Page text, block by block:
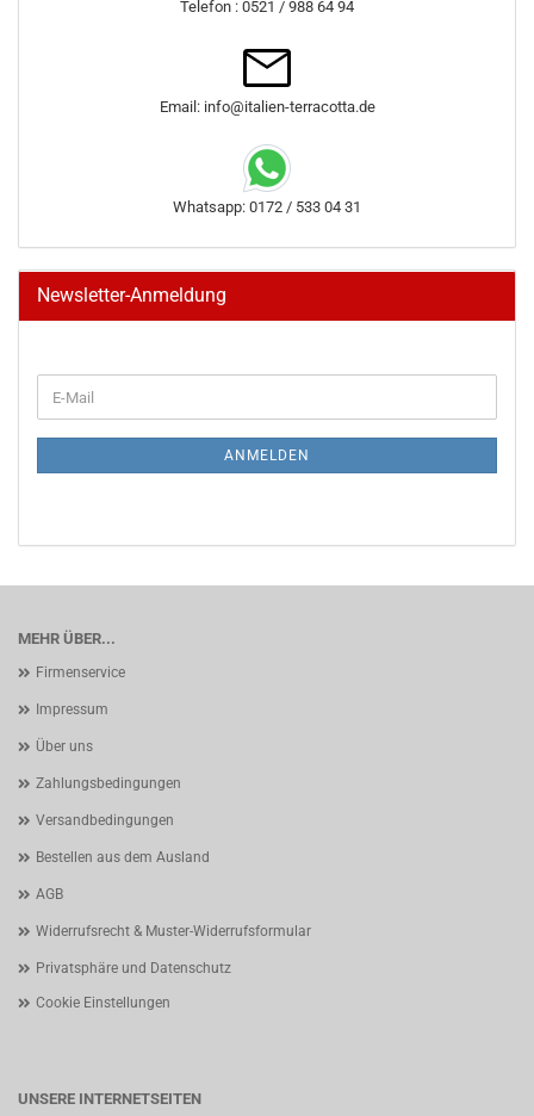
Telefon : 0521 / 988 64 94
Email: info@italien-terracotta.de
Whatsapp: 0172 / 533 04 31
Newsletter-Anmeldung
ZUR
E-
Mail
ANMELDEN
MEHR ÜBER...
Firmenservice
Impressum
Über uns
Zahlungsbedingungen
Versandbedingungen
Bestellen aus dem Ausland
AGB
Widerrufsrecht & Muster-Widerrufsformular
Privatsphäre und Datenschutz
Cookie Einstellungen
UNSERE INTERNETSEITEN